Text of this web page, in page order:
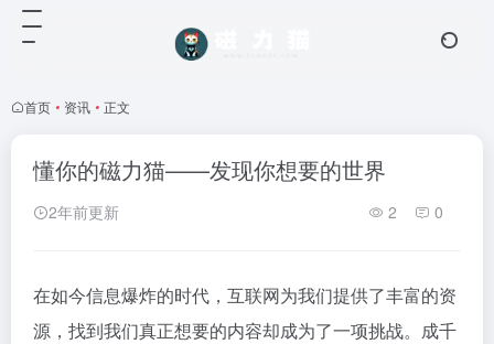
首页 • 资讯 • 正文
懂你的磁力猫——发现你想要的世界
2年前更新 2 0
在如今信息爆炸的时代，互联网为我们提供了丰富的资
源，找到我们真正想要的内容却成为了一项挑战。成千